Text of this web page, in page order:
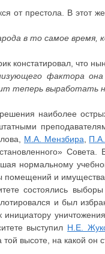
от престола. В этот
в то самое
констатировал, что
фактора
теперь выработать
наиболее
М.А. Мензбира
нормальному
и
состоялись
и был
инициатору
выступил Н.Е.
той высоте, на какой